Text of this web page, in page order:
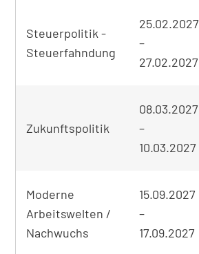
Steuerpolitik -
Steuerfahndung
25.02.2027
–
27.02.2027
Zukunftspolitik
08.03.2027
–
10.03.2027
Moderne
Arbeitswelten /
Nachwuchs
15.09.2027
–
17.09.2027